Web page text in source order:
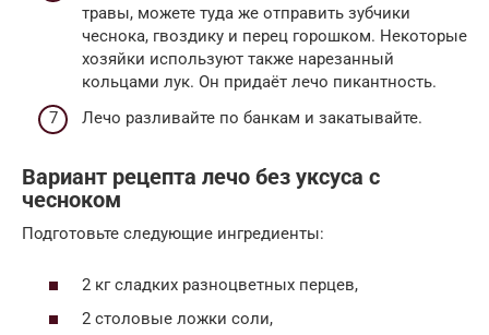
травы, можете туда же отправить зубчики
чеснока, гвоздику и перец горошком. Некоторые
хозяйки используют также нарезанный
кольцами лук. Он придаёт лечо пикантность.
Лечо разливайте по банкам и закатывайте.
Вариант рецепта лечо без уксуса с
чесноком
Подготовьте следующие ингредиенты:
2 кг сладких разноцветных перцев,
2 столовые ложки соли,